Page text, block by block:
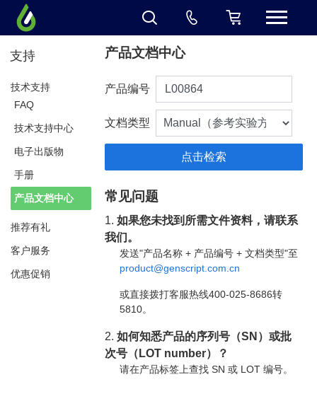
支持
技术支持
FAQ
技术支持中心
电子出版物
手册
产品文档中心
推荐有礼
客户服务
优惠促销
产品文档中心
产品编号
文档类型
常见问题
1.如果您未找到所需文件资料，请联系
我们。
发送"产品名称 + 产品编号 + 文档类型"至
product@genscript.com.cn
或直接拨打客服热线400-025-8686转
5810。
2.如何知悉产品的序列号（SN）或批
次号（LOT number）？
请在产品标签上查找 SN 或 LOT 编号。